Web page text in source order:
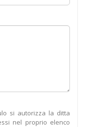
si autorizza la ditta
nel proprio elenco